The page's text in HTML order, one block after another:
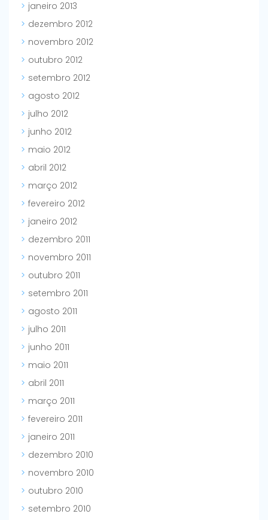
janeiro 2013
dezembro 2012
novembro 2012
outubro 2012
setembro 2012
agosto 2012
julho 2012
junho 2012
maio 2012
abril 2012
março 2012
fevereiro 2012
janeiro 2012
dezembro 2011
novembro 2011
outubro 2011
setembro 2011
agosto 2011
julho 2011
junho 2011
maio 2011
abril 2011
março 2011
fevereiro 2011
janeiro 2011
dezembro 2010
novembro 2010
outubro 2010
setembro 2010